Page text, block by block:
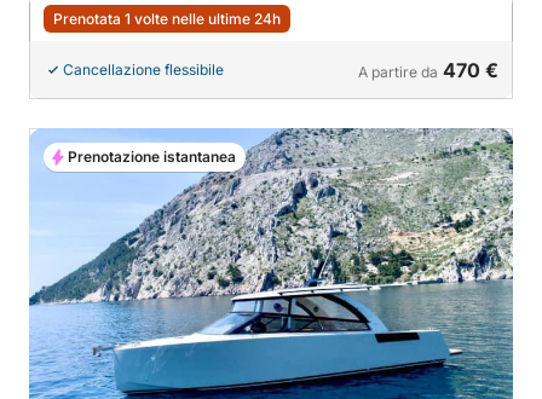
Prenotata 1 volte nelle ultime 24h
Cancellazione flessibile A partire da 470 €
Prenotazione istantanea